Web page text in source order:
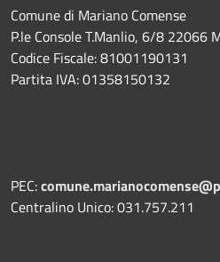
Comune di Mariano Comense
P.le Console T.Manlio, 6/8 22066
Codice Fiscale: 81001190131
Partita IVA: 01358150132
PEC:
Centralino Unico: 031.757.211